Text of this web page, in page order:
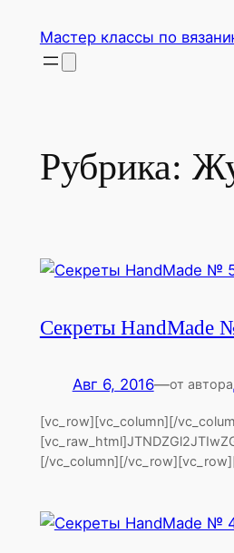
содержимому
Мастер классы по
Рубрика:
Секреты HandMade
Авг 6, 2016—от автора
[vc_row][vc_column][/
[/vc_column][/